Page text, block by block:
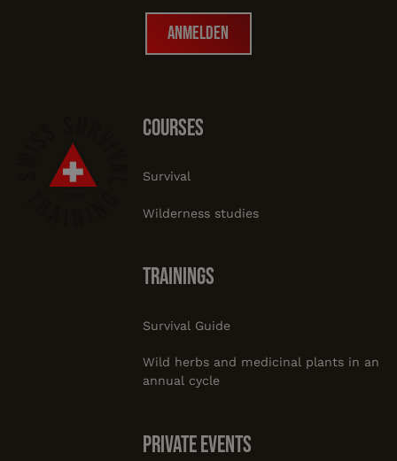
Anmelden
Anmelden
courses
Survival
Wilderness studies
trainings
Survival Guide
Wild herbs and medicinal plants in an
annual cycle
private events